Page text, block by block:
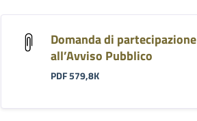
Domanda di partecipazione
all’Avviso Pubblico
PDF 579,8K